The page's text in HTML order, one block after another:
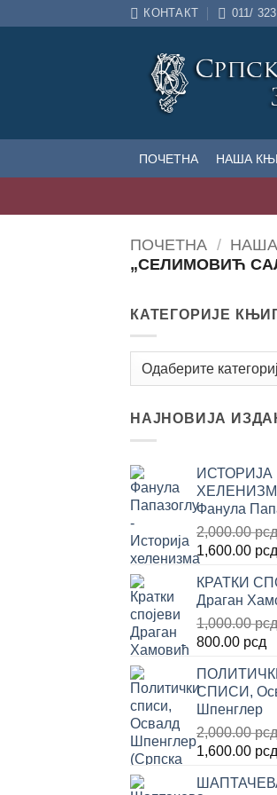
КОНТАКТ 011/
ПОЧЕТНА НАША
ПОЧЕТНА /
„СЕЛИМОВИЋ
КАТЕГОРИЈЕ
НАЈНОВИЈА
ИСТОРИЈА
Фанула
2,000.00рсд
Оригинална
цена
је
била:
2,000.00 рсд.
1,600.00 рсд
КРАТКИ
Драган
1,000.00рсд
Оригинална
је
била:
1,000.00 рсд.
800.00 рсд
СПИСИ,
Шпенглер
2,000.00рсд
Оригинална
је
1,600.00 рсд